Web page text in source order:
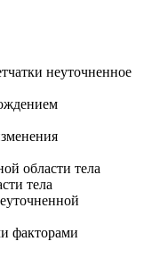
неуточненное
области тела
тела
факторами